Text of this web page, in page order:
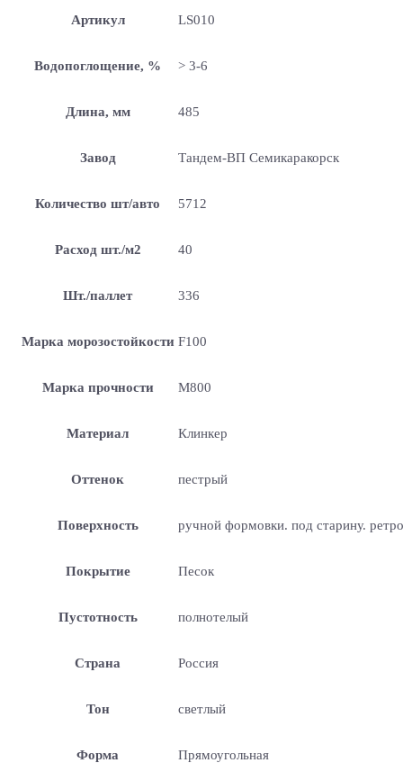
Артикул LS010
Водопоглощение, % > 3-6
Длина, мм 485
Завод Тандем-ВП Семикаракорск
Количество шт/авто 5712
Расход шт./м2 40
Шт./паллет 336
Марка морозостойкости F100
Марка прочности М800
Материал Клинкер
Оттенок пестрый
Поверхность ручной формовки. под старину. ретро
Покрытие Песок
Пустотность полнотелый
Страна Россия
Тон светлый
Форма Прямоугольная